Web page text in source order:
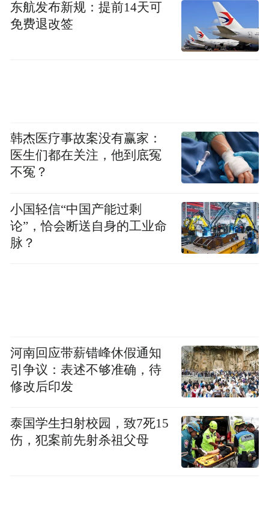
东航发布新规：提前14天可
免费退改签
韩杰医疗事故案没有赢家：
医生们都在关注，他到底冤
不冤？
小国轻信“中国产能过剩
论”，恰会断送自身的工业命
脉？
河南回应带薪错峰休假通知
引争议：表述不够准确，待
修改后印发
泰国学生扫射校园，致7死15
伤，犯案前先射杀祖父母